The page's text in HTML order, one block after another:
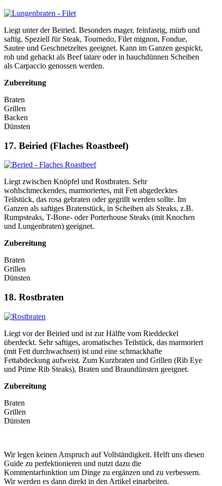
Liegt unter der Beiried. Besonders mager, feinfasrig, mürb und
saftig. Speziell für Steak, Tournedo, Filet mignon, Fondue,
Sautee und Geschnetzeltes geeignet. Kann im Ganzen gespickt,
roh und gehackt als Beef tatare oder in hauchdünnen Scheiben
als Carpaccio genossen werden.
Zubereitung
Braten
Grillen
Backen
Dünsten
17. Beiried (Flaches Roastbeef)
Liegt zwischen Knöpfel und Rostbraten. Sehr
wohlschmeckendes, marmoriertes, mit Fett abgedecktes
Teilstück, das rosa gebraten oder gegrillt werden sollte. Im
Ganzen als saftiges Bratenstück, in Scheiben als Steaks, z.B.
Rumpsteaks, T-Bone- oder Porterhouse Steaks (mit Knochen
und Lungenbraten) geeignet.
Zubereitung
Braten
Grillen
Dünsten
18. Rostbraten
Liegt vor der Beiried und ist zur Hälfte vom Rieddeckel
überdeckt. Sehr saftiges, aromatisches Teilstück, das marmoriert
(mit Fett durchwachsen) ist und eine schmackhafte
Fettabdeckung aufweist. Zum Kurzbraten und Grillen (Rib Eye
und Prime Rib Steaks), Braten und Braundünsten geeignet.
Zubereitung
Braten
Grillen
Dünsten
Wir legen keinen Anspruch auf Vollständigkeit. Helft uns diesen
Guide zu perfektionieren und nutzt dazu die
Kommentarfunktion um Dinge zu ergänzen und zu verbessern.
Wir werden es dann direkt in den Artikel einarbeiten.